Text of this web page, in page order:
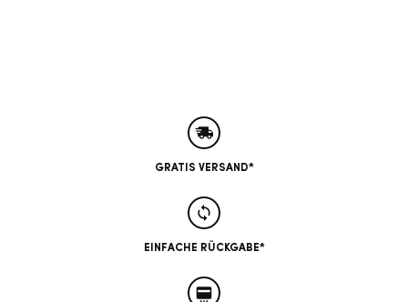
GRATIS VERSAND*
EINFACHE RÜCKGABE*